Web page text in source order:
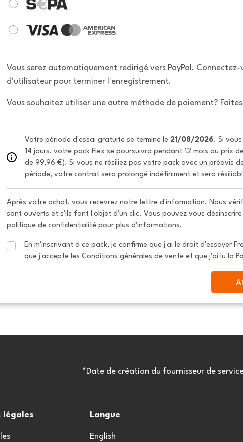
Vous serez automatiquement redirigé vers PayPal. Connectez-
d'utilisateur pour terminer l'enregistrement.
Vous souhaitez utiliser une autre méthode de paiement?
Votre période d'essai gratuite se termine le 21/08/2026. Si
14 jours, votre pack Flex se poursuivra pendant 12 mois au prix
de 99,96 €). Si vous ne résiliez pas votre pack avec un préavis
période, votre contrat sera prolongé indéfiniment et sera
Après votre achat, vous recevrez notre lettre d'information. Nous
sont ouverts et s'ils font l'objet d'un clic. Vous pouvez vous
politique de confidentialité pour plus d'informations.
En m'inscrivant à ce pack, je confirme que j'ai le droit d'essayer
que j'accepte les Conditions générales de vente et que j'ai lu la
*Date de création du fournisseur de
légales Langue
English